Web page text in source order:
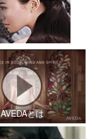
AVEDAとは